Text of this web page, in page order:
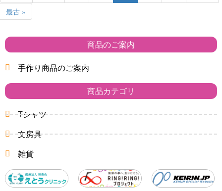
最古 »
商品のご案内
手作り商品のご案内
商品カテゴリ
Tシャツ
文房具
雑貨